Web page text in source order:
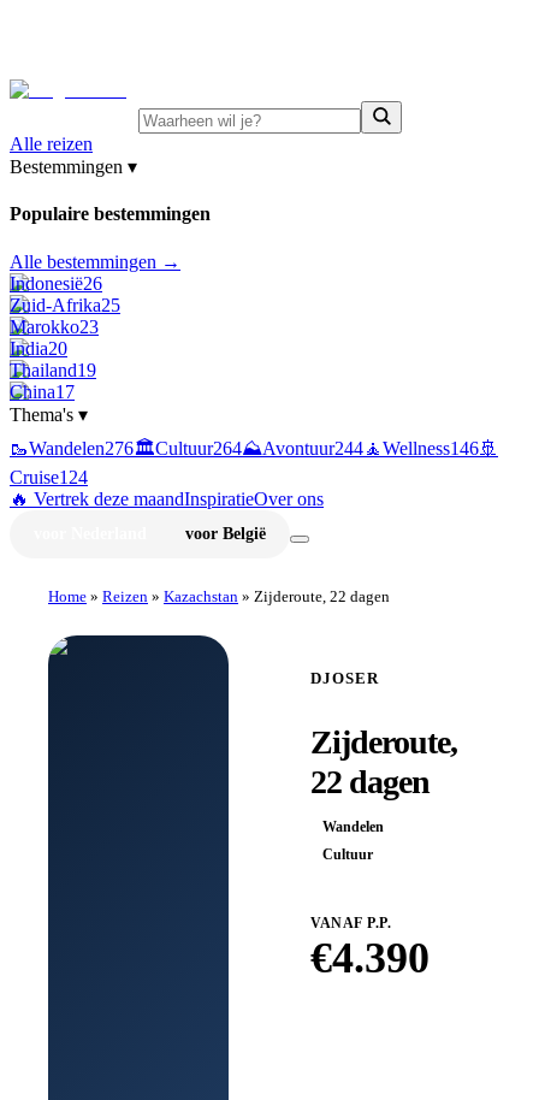
Alle reizen
Bestemmingen ▾
Populaire bestemmingen
Alle bestemmingen →
Indonesië26
Zuid-Afrika25
Marokko23
India20
Thailand19
China17
Thema's ▾
🥾Wandelen276🏛️Cultuur264⛰️Avontuur244🧘Wellness146🚢
Cruise124
🔥 Vertrek deze maandInspiratieOver ons
voor België
Home » Reizen » Kazachstan » Zijderoute, 22 dagen
DJOSER
Zijderoute,
22 dagen
Wandelen
Cultuur
VANAF P.P.
€4.390